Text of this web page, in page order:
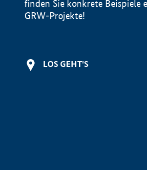
finden Sie konkrete Beispiele
GRW-Projekte!
LOS GEHT'S